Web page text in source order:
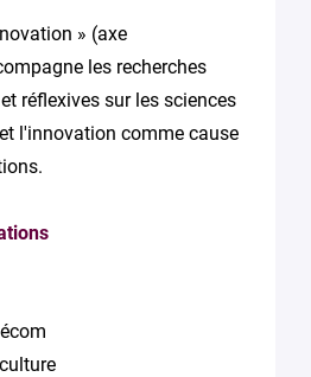
» (axe
les recherches
réflexives sur les sciences
l'innovation comme cause